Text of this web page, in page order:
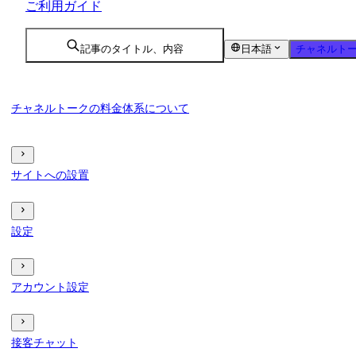
ご利用ガイド
記事のタイトル、内容 日本語 チャネルト
チャネルトークの料金体系について
サイトへの設置
設定
アカウント設定
接客チャット